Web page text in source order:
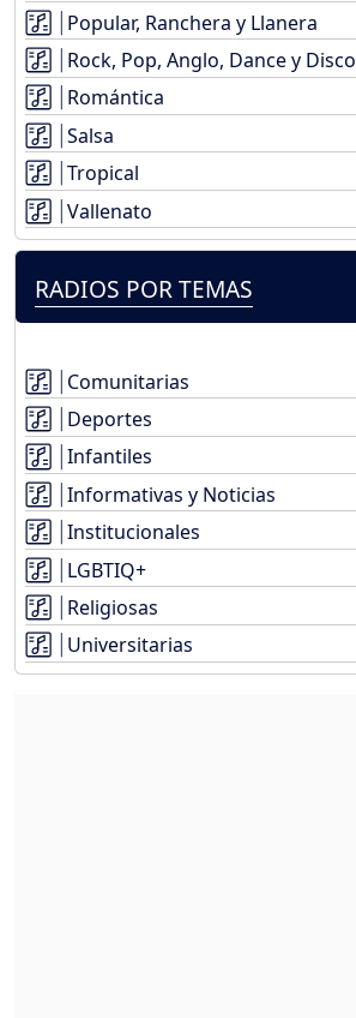
Popular, Ranchera y Llanera
Rock, Pop, Anglo, Dance y Disco
Romántica
Salsa
Tropical
Vallenato
RADIOS POR TEMAS
Comunitarias
Deportes
Infantiles
Informativas y Noticias
Institucionales
LGBTIQ+
Religiosas
Universitarias